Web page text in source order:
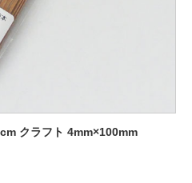
クラフト 4mm×100mm